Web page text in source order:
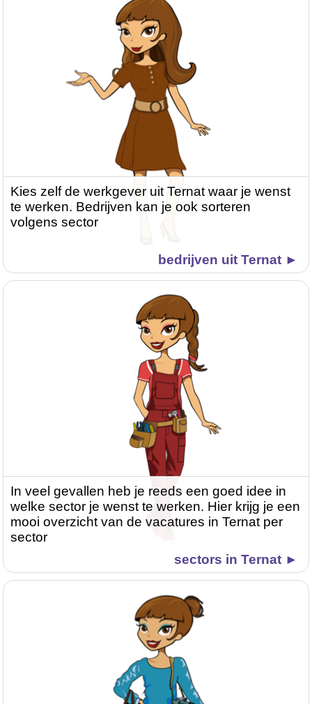
Kies zelf de werkgever uit Ternat waar je wenst
te werken. Bedrijven kan je ook sorteren
volgens sector
bedrijven uit Ternat ►
In veel gevallen heb je reeds een goed idee in
welke sector je wenst te werken. Hier krijg je een
mooi overzicht van de vacatures in Ternat per
sector
sectors in Ternat ►